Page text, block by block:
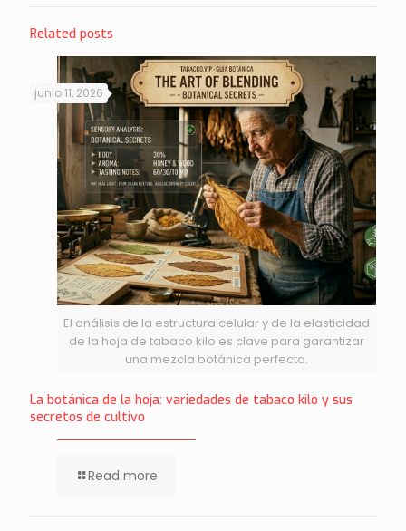
Related posts
El análisis de la estructura celular y de la elasticidad
de la hoja de tabaco kilo es clave para garantizar
una mezcla botánica perfecta.
junio 11, 2026
La botánica de la hoja: variedades de tabaco kilo y sus
secretos de cultivo
Read more